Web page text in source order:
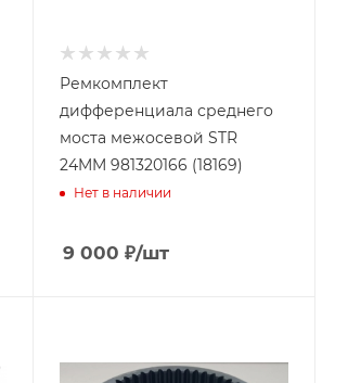
Ремкомплект
дифференциала среднего
моста межосевой STR
24MM 981320166 (18169)
Нет в наличии
9 000 ₽/шт